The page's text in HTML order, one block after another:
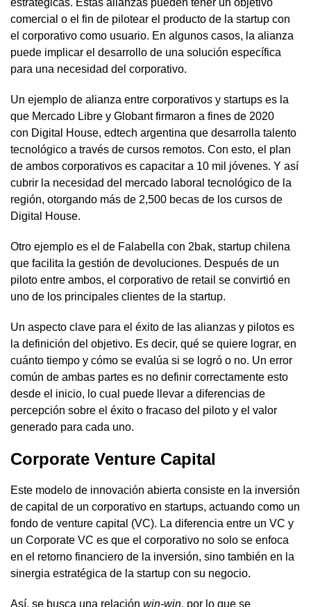
estratégicas. Estas alianzas pueden tener un objetivo
comercial o el fin de pilotear el producto de la startup con
el corporativo como usuario. En algunos casos, la alianza
puede implicar el desarrollo de una solución específica
para una necesidad del corporativo.
Un ejemplo de alianza entre corporativos y startups es la
que Mercado Libre y Globant firmaron a fines de 2020
con Digital House, edtech argentina que desarrolla talento
tecnológico a través de cursos remotos. Con esto, el plan
de ambos corporativos es capacitar a 10 mil jóvenes. Y así
cubrir la necesidad del mercado laboral tecnológico de la
región, otorgando más de 2,500 becas de los cursos de
Digital House.
Otro ejemplo es el de Falabella con 2bak, startup chilena
que facilita la gestión de devoluciones. Después de un
piloto entre ambos, el corporativo de retail se convirtió en
uno de los principales clientes de la startup.
Un aspecto clave para el éxito de las alianzas y pilotos es
la definición del objetivo. Es decir, qué se quiere lograr, en
cuánto tiempo y cómo se evalúa si se logró o no. Un error
común de ambas partes es no definir correctamente esto
desde el inicio, lo cual puede llevar a diferencias de
percepción sobre el éxito o fracaso del piloto y el valor
generado para cada uno.
Corporate Venture Capital
Este modelo de innovación abierta consiste en la inversión
de capital de un corporativo en startups, actuando como un
fondo de venture capital (VC). La diferencia entre un VC y
un Corporate VC es que el corporativo no solo se enfoca
en el retorno financiero de la inversión, sino también en la
sinergia estratégica de la startup con su negocio.
Así, se busca una relación win-win, por lo que se